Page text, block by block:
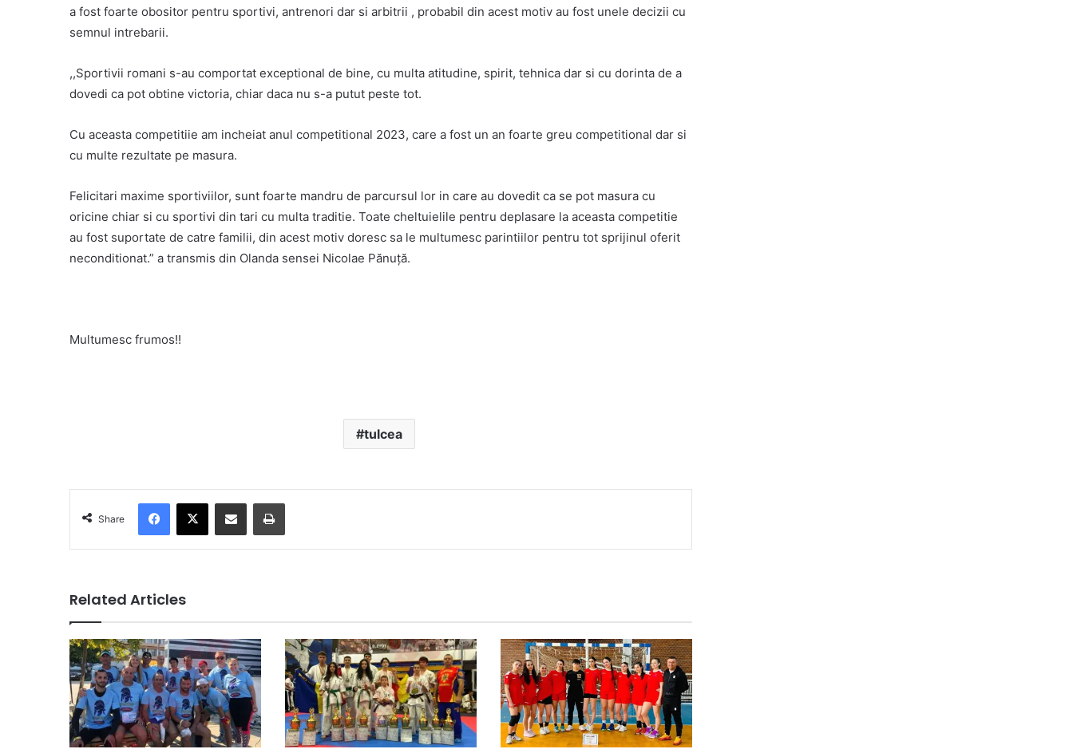
a fost foarte obositor pentru sportivi, antrenori dar si arbitrii , probabil din acest motiv au fost unele decizii cu
semnul intrebarii.
,,Sportivii romani s-au comportat exceptional de bine, cu multa atitudine, spirit, tehnica dar si cu dorinta de a
dovedi ca pot obtine victoria, chiar daca nu s-a putut peste tot.
Cu aceasta competitiie am incheiat anul competitional 2023, care a fost un an foarte greu competitional dar si
cu multe rezultate pe masura.
Felicitari maxime sportiviilor, sunt foarte mandru de parcursul lor in care au dovedit ca se pot masura cu
oricine chiar si cu sportivi din tari cu multa traditie. Toate cheltuielile pentru deplasare la aceasta competitie
au fost suportate de catre familii, din acest motiv doresc sa le multumesc parintiilor pentru tot sprijinul oferit
neconditionat.” a transmis din Olanda sensei Nicolae Pănuță.
Multumesc frumos!!
tulcea
Share
Related Articles